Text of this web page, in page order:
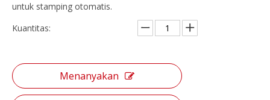
untuk stamping otomatis.
Kuantitas:
Menanyakan